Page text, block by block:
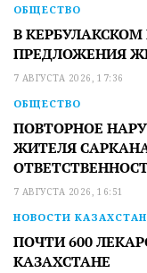
ОБЩЕСТВО
В
ПРЕДЛОЖЕНИЯ
7 АВГУСТА 2026, 17:36
ОБЩЕСТВО
ПОВТОРНОЕ
ЖИТЕЛЯ
7 АВГУСТА 2026, 16:51
НОВОСТИ
ПОЧТИ 600
КАЗАХСТАНЕ